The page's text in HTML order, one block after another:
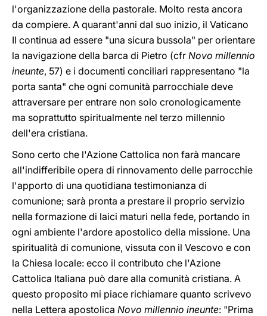
l'organizzazione della pastorale. Molto resta ancora
da compiere. A quarant'anni dal suo inizio, il Vaticano
II continua ad essere "una sicura bussola" per orientare
la navigazione della barca di Pietro (cfr Novo millennio
ineunte, 57) e i documenti conciliari rappresentano "la
porta santa" che ogni comunità parrocchiale deve
attraversare per entrare non solo cronologicamente
ma soprattutto spiritualmente nel terzo millennio
dell'era cristiana.
Sono certo che l'Azione Cattolica non farà mancare
all'indifferibile opera di rinnovamento delle parrocchie
l'apporto di una quotidiana testimonianza di
comunione; sarà pronta a prestare il proprio servizio
nella formazione di laici maturi nella fede, portando in
ogni ambiente l'ardore apostolico della missione. Una
spiritualità di comunione, vissuta con il Vescovo e con
la Chiesa locale: ecco il contributo che l'Azione
Cattolica Italiana può dare alla comunità cristiana. A
questo proposito mi piace richiamare quanto scrivevo
nella Lettera apostolica Novo millennio ineunte: "Prima